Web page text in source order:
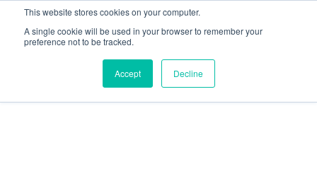
This website stores cookies on your computer.
A single cookie will be used in your browser to remember your
preference not to be tracked.
Accept Decline